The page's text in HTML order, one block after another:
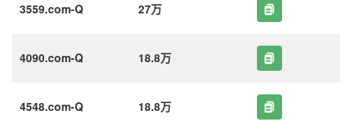
3559.com-Q 27万
4090.com-Q 18.8万
4548.com-Q 18.8万